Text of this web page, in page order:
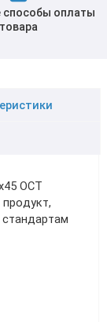
способы оплаты
товара
ОСТ